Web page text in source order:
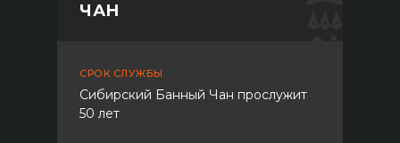
ЧАН
СРОК СЛУЖБЫ
Сибирский Банный Чан прослужит
50 лет